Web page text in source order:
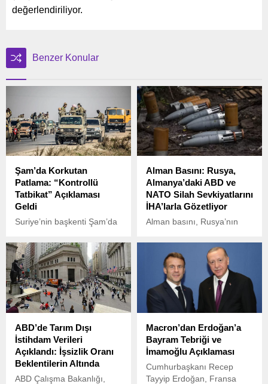
değerlendiriliyor.
Benzer Konular
Şam’da Korkutan
Patlama: “Kontrollü
Tatbikat” Açıklaması
Geldi
Suriye’nin başkenti Şam’da
patlama sesi duyuldu.
Güvenlik kaynakları, olayın
kontrollü bir patlama
olduğunu ve herhangi bir
yaralanma yaşanmadığını
açıkladı. Patlamanın, iç
mühimmatın imhası
sırasında meydana geldiği
bildirildi.
Alman Basını: Rusya,
Almanya’daki ABD ve
NATO Silah Sevkiyatlarını
İHA’larla Gözetliyor
Alman basını, Rusya’nın
sevkiyatlarını takip etmek
amacıyla Almanya dahil
Avrupa ülkelerindeki askeri
nakliye rotalarını sistematik
şekilde izlediğini öne sürdü.
ABD’de Tarım Dışı
İstihdam Verileri
Açıklandı: İşsizlik Oranı
Beklentilerin Altında
ABD Çalışma Bakanlığı,
Macron’dan Erdoğan’a
Bayram Tebriği ve
İmamoğlu Açıklaması
Cumhurbaşkanı Recep
Tayyip Erdoğan, Fransa